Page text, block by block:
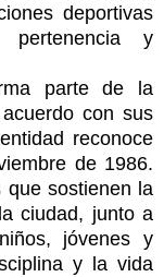
deportivas
pertenencia y
parte de la
con sus
reconoce
de 1986.
que sostienen la
ciudad, junto a
jóvenes y
y la vida